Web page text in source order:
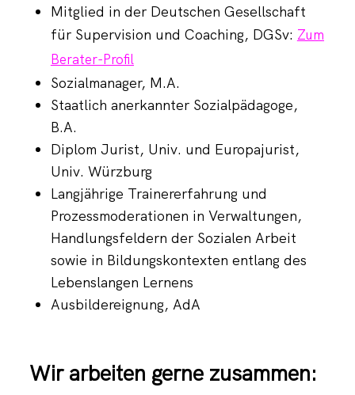
Mitglied in der Deutschen Gesellschaft
für Supervision und Coaching, DGSv: Zum
Berater-Profil
Sozialmanager, M.A.
Staatlich anerkannter Sozialpädagoge,
B.A.
Diplom Jurist, Univ. und Europajurist,
Univ. Würzburg
Langjährige Trainererfahrung und
Prozessmoderationen in Verwaltungen,
Handlungsfeldern der Sozialen Arbeit
sowie in Bildungskontexten entlang des
Lebenslangen Lernens
Ausbildereignung, AdA
Wir arbeiten gerne zusammen: